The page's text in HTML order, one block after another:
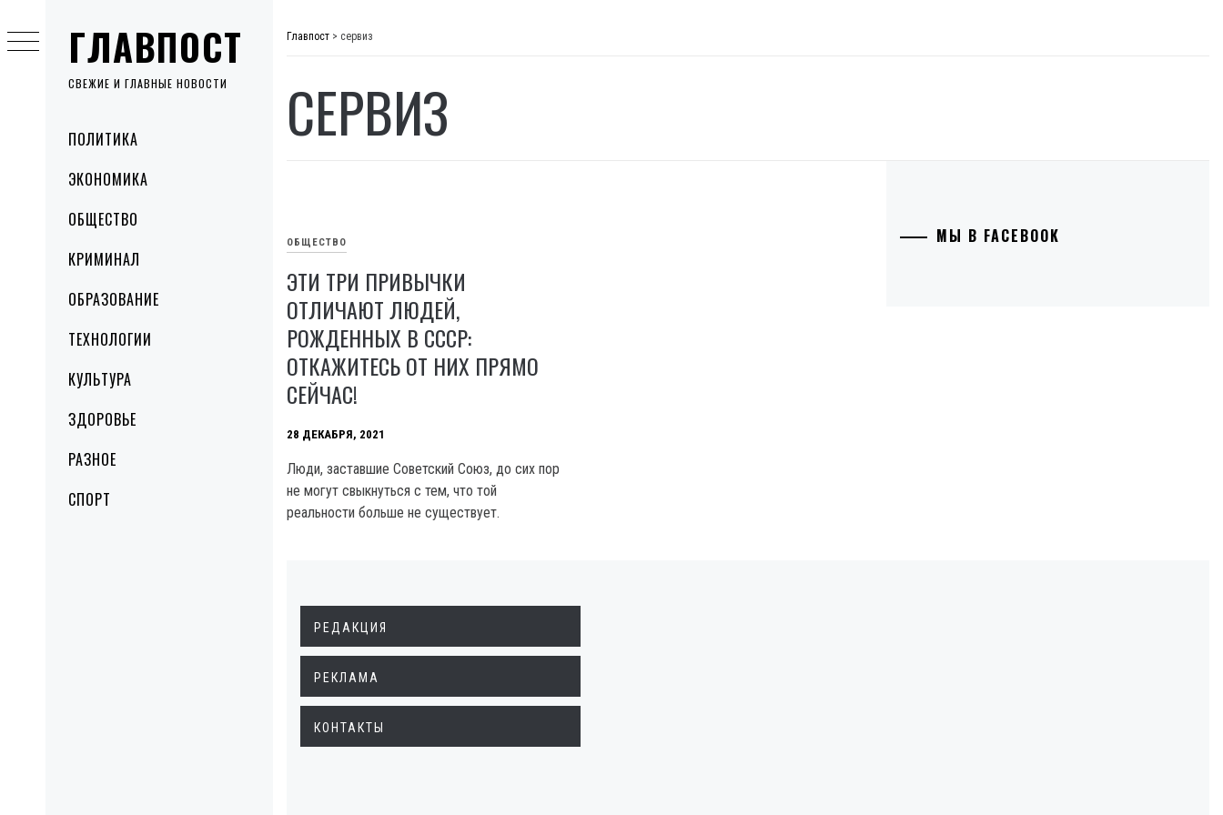
ГЛАВПОСТ
СВЕЖИЕ И ГЛАВНЫЕ НОВОСТИ
MenuПОЛИТИКА
ЭКОНОМИКА
ОБЩЕСТВО
КРИМИНАЛ
ОБРАЗОВАНИЕ
ТЕХНОЛОГИИ
КУЛЬТУРА
ЗДОРОВЬЕ
РАЗНОЕ
СПОРТ
to
content
Главпост > сервиз
СЕРВИЗ
ОБЩЕСТВО
ЭТИ ТРИ ПРИВЫЧКИ
ОТЛИЧАЮТ ЛЮДЕЙ,
РОЖДЕННЫХ В СССР:
ОТКАЖИТЕСЬ ОТ НИХ ПРЯМО
СЕЙЧАС!
28 ДЕКАБРЯ, 2021
Люди, заставшие Советский Союз, до сих пор
не могут свыкнуться с тем, что той
реальности больше не существует.
МЫ В FACEBOOK
РЕДАКЦИЯ
РЕКЛАМА
КОНТАКТЫ